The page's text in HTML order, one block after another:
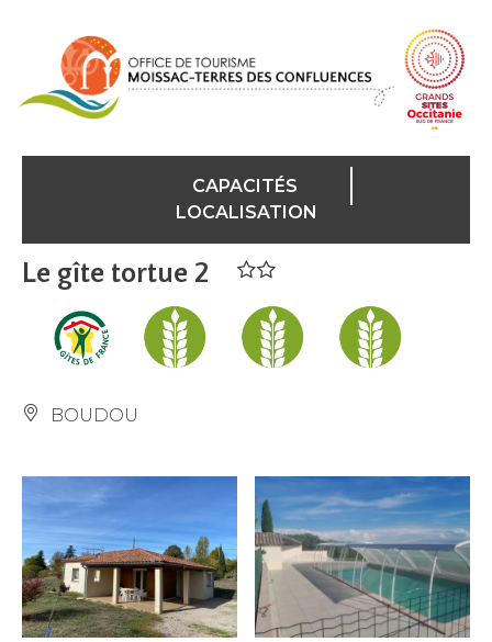
CAPACITÉS
LOCALISATION
Le gîte tortue 2
BOUDOU